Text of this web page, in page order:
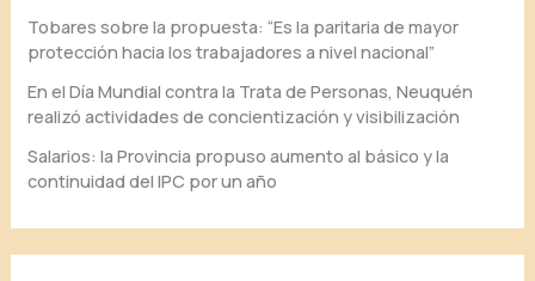
Tobares sobre la propuesta: “Es la paritaria de mayor
protección hacia los trabajadores a nivel nacional”
En el Día Mundial contra la Trata de Personas, Neuquén
realizó actividades de concientización y visibilización
Salarios: la Provincia propuso aumento al básico y la
continuidad del IPC por un año